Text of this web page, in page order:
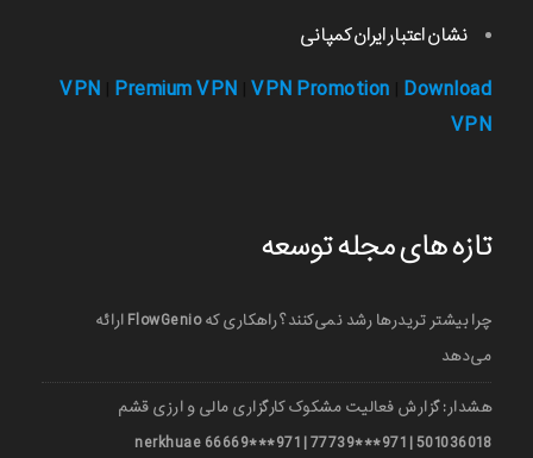
نشان اعتبار ایران کمپانی
VPN Premium VPN VPN Promotion Download
VPN
تازه های مجله توسعه
چرا بیشتر تریدرها رشد نمی‌کنند؟ راهکاری که FlowGenio ارائه
می‌دهد
هشدار: گزارش فعالیت مشکوک کارگزاری مالی و ارزی قشم
501036018 | 971***77739 | 971***66669 nerkhuae